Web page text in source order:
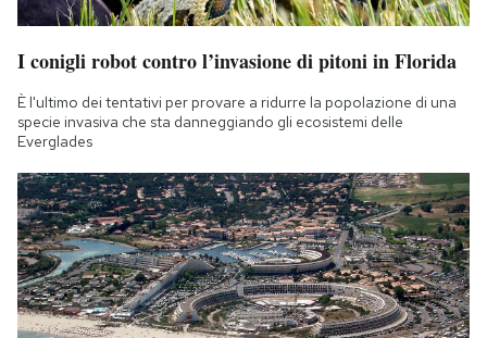
I conigli robot contro l’invasione di pitoni in Florida
È l'ultimo dei tentativi per provare a ridurre la popolazione di una
specie invasiva che sta danneggiando gli ecosistemi delle
Everglades